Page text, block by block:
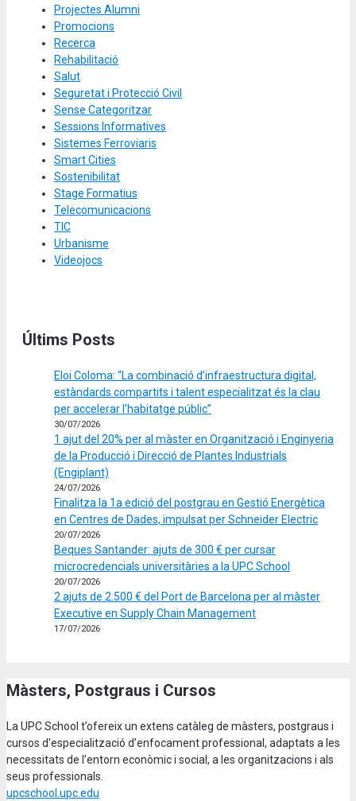
Projectes Alumni
Promocions
Recerca
Rehabilitació
Salut
Seguretat i Protecció Civil
Sense Categoritzar
Sessions Informatives
Sistemes Ferroviaris
Smart Cities
Sostenibilitat
Stage Formatius
Telecomunicacions
TIC
Urbanisme
Videojocs
Últims Posts
Eloi Coloma: “La combinació d’infraestructura digital,
estàndards compartits i talent especialitzat és la clau
per accelerar l’habitatge públic”
30/07/2026
1 ajut del 20% per al màster en Organització i Enginyeria
de la Producció i Direcció de Plantes Industrials
(Engiplant)
24/07/2026
Finalitza la 1a edició del postgrau en Gestió Energètica
en Centres de Dades, impulsat per Schneider Electric
20/07/2026
Beques Santander: ajuts de 300 € per cursar
microcredencials universitàries a la UPC School
20/07/2026
2 ajuts de 2.500 € del Port de Barcelona per al màster
Executive en Supply Chain Management
17/07/2026
Màsters, Postgraus i Cursos
La UPC School t’ofereix un extens catàleg de màsters, postgraus i
cursos d'especialització d’enfocament professional, adaptats a les
necessitats de l’entorn econòmic i social, a les organitzacions i als
seus professionals.
upcschool.upc.edu